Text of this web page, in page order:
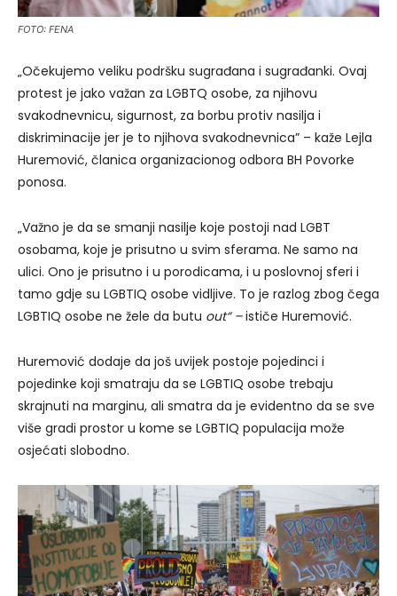
FOTO: FENA
„Očekujemo veliku podršku sugrađana i sugrađanki. Ovaj
protest je jako važan za LGBTQ osobe, za njihovu
svakodnevnicu, sigurnost, za borbu protiv nasilja i
diskriminacije jer je to njihova svakodnevnica” – kaže Lejla
Huremović, članica organizacionog odbora BH Povorke
ponosa.
„Važno je da se smanji nasilje koje postoji nad LGBT
osobama, koje je prisutno u svim sferama. Ne samo na
ulici. Ono je prisutno i u porodicama, i u poslovnoj sferi i
tamo gdje su LGBTIQ osobe vidljive. To je razlog zbog čega
LGBTIQ osobe ne žele da butu out“ –ističe Huremović.
Huremović dodaje da još uvijek postoje pojedinci i
pojedinke koji smatraju da se LGBTIQ osobe trebaju
skrajnuti na marginu, ali smatra da je evidentno da se sve
više gradi prostor u kome se LGBTIQ populacija može
osjećati slobodno.